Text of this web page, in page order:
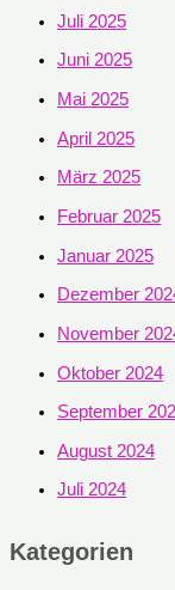
Juli 2025
Juni 2025
Mai 2025
April 2025
März 2025
Februar 2025
Januar 2025
Dezember
November
Oktober 2024
September
August 2024
Juli 2024
Kategorien